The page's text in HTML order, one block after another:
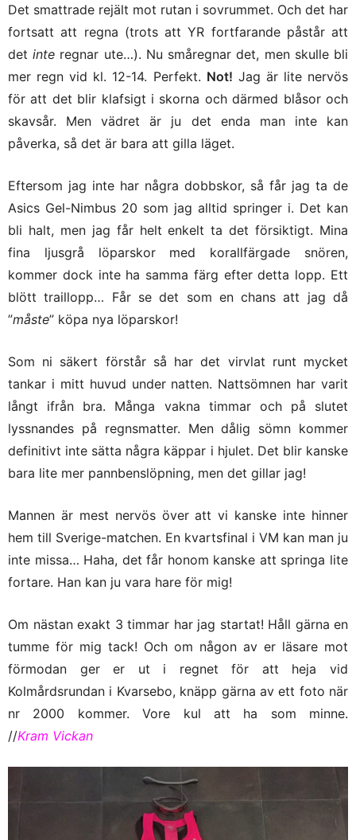
Det smattrade rejält mot rutan i sovrummet. Och det har
fortsatt att regna (trots att YR fortfarande påstår att
detinte regnar ute…). Nu småregnar det, men skulle bli
mer regn vid kl. 12-14. Perfekt. Not! Jag är lite nervös
för att det blir klafsigt i skorna och därmed blåsor och
skavsår. Men vädret är ju det enda man inte kan
påverka, så det är bara att gilla läget.
Eftersom jag inte har några dobbskor, så får jag ta de
Asics Gel-Nimbus 20 som jag alltid springer i. Det kan
bli halt, men jag får helt enkelt ta det försiktigt. Mina
fina ljusgrå löparskor med korallfärgade snören,
kommer dock inte ha samma färg efter detta lopp. Ett
blött traillopp… Får se det som en chans att jag då
”måste” köpa nya löparskor!
Som ni säkert förstår så har det virvlat runt mycket
tankar i mitt huvud under natten. Nattsömnen har varit
långt ifrån bra. Många vakna timmar och på slutet
lyssnandes på regnsmatter. Men dålig sömn kommer
definitivt inte sätta några käppar i hjulet. Det blir kanske
bara lite mer pannbenslöpning, men det gillar jag!
Mannen är mest nervös över att vi kanske inte hinner
hem till Sverige-matchen. En kvartsfinal i VM kan man ju
inte missa… Haha, det får honom kanske att springa lite
fortare. Han kan ju vara hare för mig!
Om nästan exakt 3 timmar har jag startat! Håll gärna en
tumme för mig tack! Och om någon av er läsare mot
förmodan ger er ut i regnet för att heja vid
Kolmårdsrundan i Kvarsebo, knäpp gärna av ett foto när
nr 2000 kommer. Vore kul att ha som minne.
//Kram Vickan